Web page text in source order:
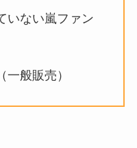
ない嵐ファン
般販売）